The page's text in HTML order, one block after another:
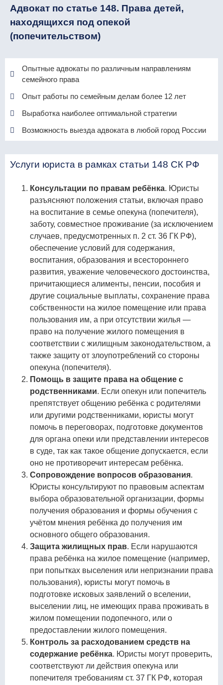
Адвокат по статье 148. Права детей,
находящихся под опекой
(попечительством)
Опытные адвокаты по различным направлениям
семейного права
Опыт работы по семейным делам более 12 лет
Выработка наиболее оптимальной стратегии
Возможность выезда адвоката в любой город России
Услуги юриста в рамках статьи 148 СК РФ
Консультации по правам ребёнка. Юристы
разъясняют положения статьи, включая право
на воспитание в семье опекуна (попечителя),
заботу, совместное проживание (за исключением
случаев, предусмотренных п. 2 ст. 36 ГК РФ),
обеспечение условий для содержания,
воспитания, образования и всестороннего
развития, уважение человеческого достоинства,
причитающиеся алименты, пенсии, пособия и
другие социальные выплаты, сохранение права
собственности на жилое помещение или права
пользования им, а при отсутствии жилья —
право на получение жилого помещения в
соответствии с жилищным законодательством, а
также защиту от злоупотреблений со стороны
опекуна (попечителя).
Помощь в защите права на общение с
родственниками. Если опекун или попечитель
препятствует общению ребёнка с родителями
или другими родственниками, юристы могут
помочь в переговорах, подготовке документов
для органа опеки или представлении интересов
в суде, так как такое общение допускается, если
оно не противоречит интересам ребёнка.
Сопровождение вопросов образования.
Юристы консультируют по правовым аспектам
выбора образовательной организации, формы
получения образования и формы обучения с
учётом мнения ребёнка до получения им
основного общего образования.
Защита жилищных прав. Если нарушаются
права ребёнка на жилое помещение (например,
при попытках выселения или непризнании права
пользования), юристы могут помочь в
подготовке исковых заявлений о вселении,
выселении лиц, не имеющих права проживать в
жилом помещении подопечного, или о
предоставлении жилого помещения.
Контроль за расходованием средств на
содержание ребёнка. Юристы могут проверить,
соответствуют ли действия опекуна или
попечителя требованиям ст. 37 ГК РФ, которая